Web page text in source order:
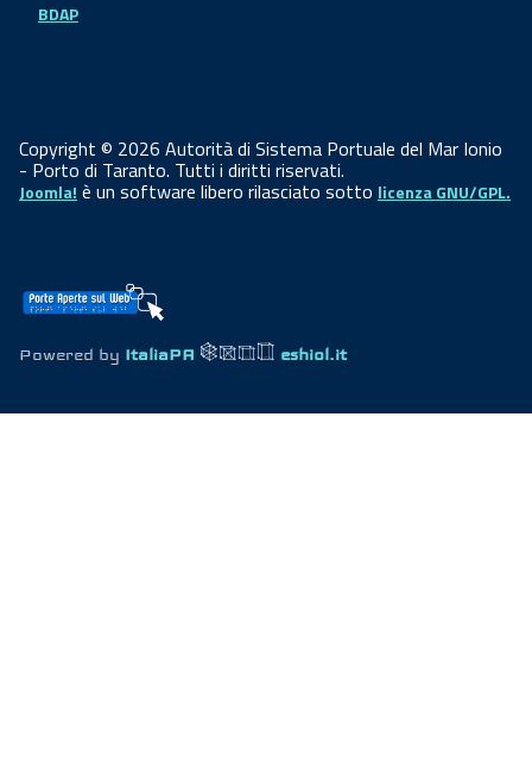
BDAP
Copyright © 2026 Autorità di Sistema Portuale del Mar Ionio
- Porto di Taranto. Tutti i diritti riservati.
Joomla! è un software libero rilasciato sotto licenza GNU/GPL.
Powered by ItaliaPA eshiol.it